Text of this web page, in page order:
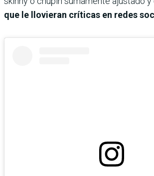
que le llovieran críticas en redes